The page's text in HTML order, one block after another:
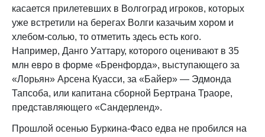
касается прилетевших в Волгоград игроков, которых
уже встретили на берегах Волги казачьим хором и
хлебом-солью, то отметить здесь есть кого.
Например, Данго Уаттару, которого оценивают в 35
млн евро в форме «Бренфорда», выступающего за
«Лорьян» Арсена Куасси, за «Байер» — Эдмонда
Тапсоба, или капитана сборной Бертрана Траоре,
представляющего «Сандерленд».
Прошлой осенью Буркина-Фасо едва не пробился на